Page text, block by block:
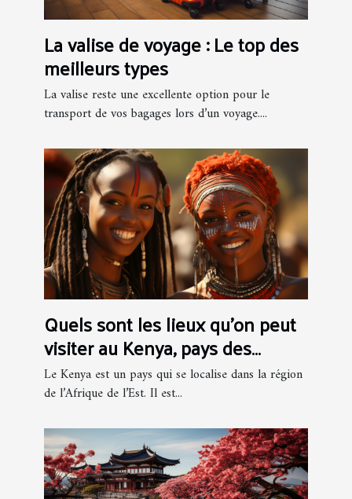
La valise de voyage : Le top des
meilleurs types
La valise reste une excellente option pour le
transport de vos bagages lors d’un voyage....
Quels sont les lieux qu'on peut
visiter au Kenya, pays des
safaris et des tribus massaï ?
Le Kenya est un pays qui se localise dans la région
de l’Afrique de l’Est. Il est...